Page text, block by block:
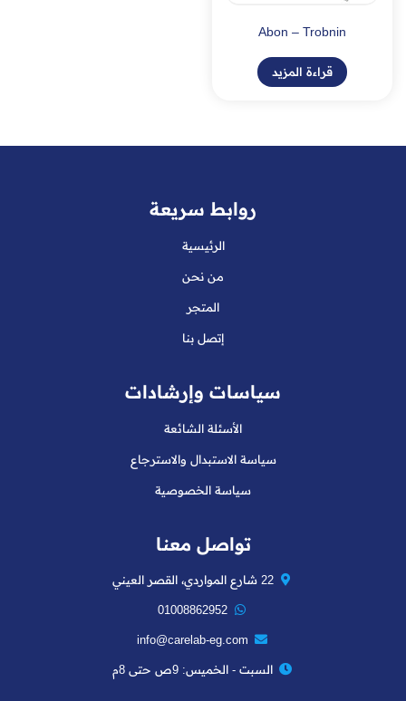
Abon – Trobnin
قراءة المزيد
روابط سريعة
الرئيسية
من نحن
المتجر
إتصل بنا
سياسات وإرشادات
الأسئلة الشائعة
سياسة الاستبدال والاسترجاع
سياسة الخصوصية
تواصل معنا
22 شارع المواردي، القصر العيني
01008862952
info@carelab-eg.com
السبت - الخميس: 9ص حتى 8م